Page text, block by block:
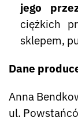
jego
ciężkich
sklepem,
Dane
Anna
ul.